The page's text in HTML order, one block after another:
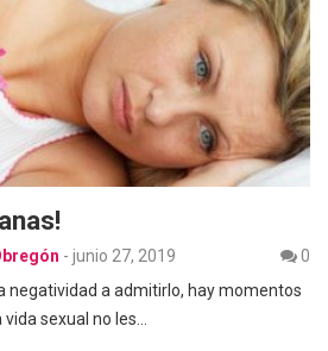
- junio 27, 2019
0
negatividad a admitirlo, hay momentos
sexual no les…